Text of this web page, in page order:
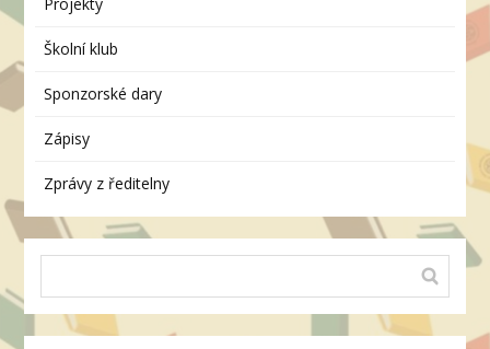
Školní klub
Sponzorské dary
Zápisy
Zprávy z ředitelny